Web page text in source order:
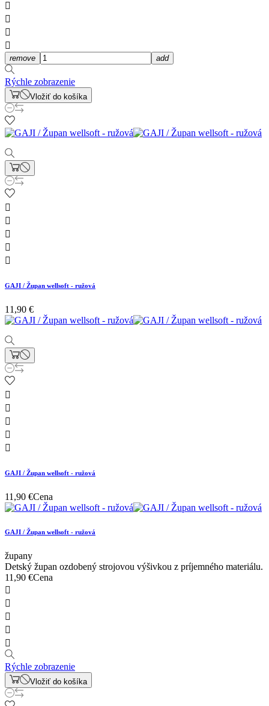




remove add
Rýchle zobrazenie
Vložiť do košíka





GAJI / Župan wellsoft - ružová
11,90 €





GAJI / Župan wellsoft - ružová
11,90 €Cena
GAJI / Župan wellsoft - ružová
župany
Detský župan ozdobený strojovou výšivkou z príjemného materiálu.
11,90 €Cena





Rýchle zobrazenie
Vložiť do košíka